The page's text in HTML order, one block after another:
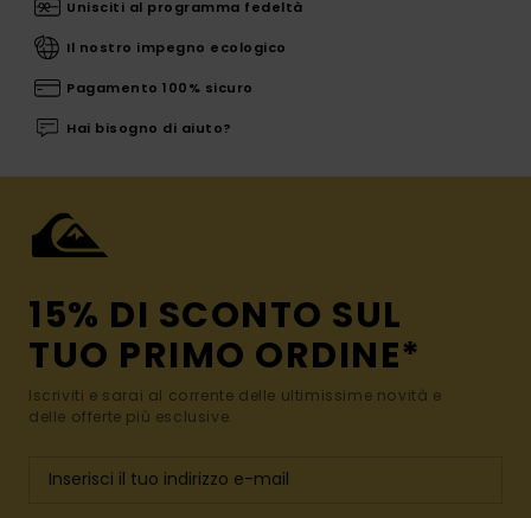
Unisciti al programma fedeltà
Il nostro impegno ecologico
Pagamento 100% sicuro
Hai bisogno di aiuto?
15% DI SCONTO SUL
TUO PRIMO ORDINE*
Iscriviti e sarai al corrente delle ultimissime novità e
delle offerte più esclusive.